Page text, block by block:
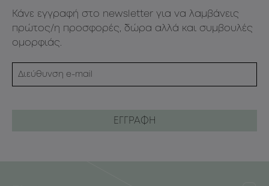
Κάνε εγγραφή στο newsletter για να λαμβάνεις
πρώτος/η προσφορές, δώρα αλλά και συμβουλές
ομορφιάς.